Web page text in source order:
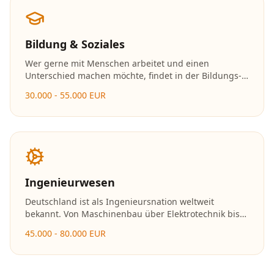
Bildung & Soziales
Wer gerne mit Menschen arbeitet und einen
Unterschied machen möchte, findet in der Bildungs-
Die Nachfrage nach Fachkräften in Kitas, Schulen und
30.000 - 55.000 EUR
Ingenieurwesen
Deutschland ist als Ingenieursnation weltweit
bekannt. Von Maschinenbau über Elektrotechnik bis
die Zukunft und gehören zu den bestbezahlten
45.000 - 80.000 EUR